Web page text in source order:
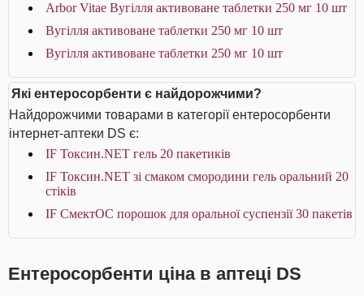
Arbor Vitae Вугілля активоване таблетки 250 мг 10 шт
Вугілля активоване таблетки 250 мг 10 шт
Вугілля активоване таблетки 250 мг 10 шт
Які ентеросорбенти є найдорожчими?
Найдорожчими товарами в категорії ентеросорбенти
інтернет-аптеки DS є:
IF Токсин.NET гель 20 пакетиків
IF Токсин.NET зі смаком смородини гель оральний 20
стіків
IF СмектОС порошок для оральної суспензії 30 пакетів
Ентеросорбенти ціна в аптеці DS